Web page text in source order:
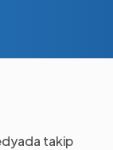
takip